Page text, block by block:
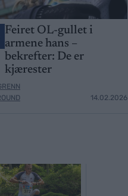
Feiret OL-gullet i
armene hans –
bekrefter: De er
kjærester
14.02.2026